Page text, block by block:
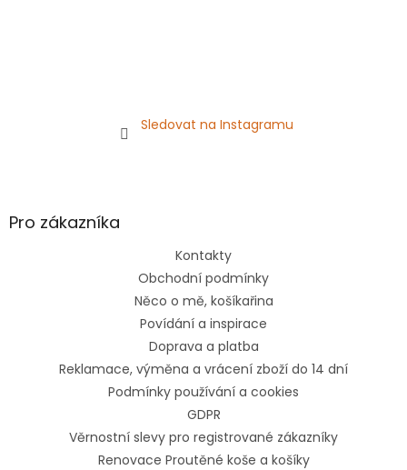
Sledovat na Instagramu
Pro zákazníka
Kontakty
Obchodní podmínky
Něco o mě, košíkařina
Povídání a inspirace
Doprava a platba
Reklamace, výměna a vrácení zboží do 14 dní
Podmínky používání a cookies
GDPR
Věrnostní slevy pro registrované zákazníky
Renovace Proutěné koše a košíky